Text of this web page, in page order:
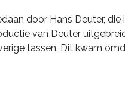
door Hans Deuter,
van Deuter
tassen. Dit kwam